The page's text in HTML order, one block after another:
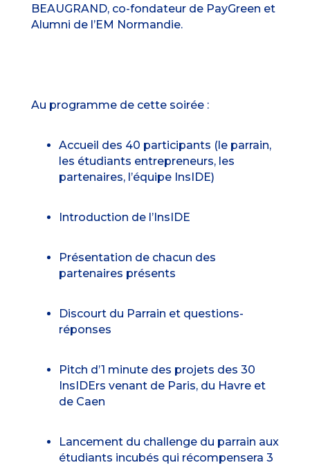
BEAUGRAND, co-fondateur de PayGreen et
Alumni de l’EM Normandie.
Au programme de cette soirée :
Accueil des 40 participants (le parrain,
les étudiants entrepreneurs, les
partenaires, l’équipe InsIDE)
Introduction de l’InsIDE
Présentation de chacun des
partenaires présents
Discourt du Parrain et questions-
réponses
Pitch d’1 minute des projets des 30
InsIDErs venant de Paris, du Havre et
de Caen
Lancement du challenge du parrain aux
étudiants incubés qui récompensera 3